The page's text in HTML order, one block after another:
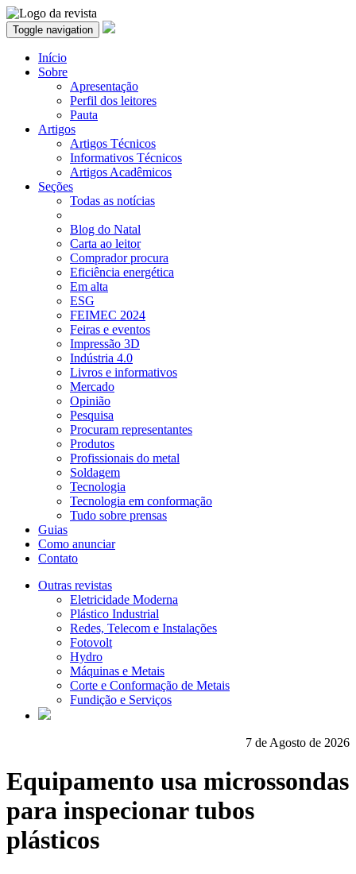
Toggle navigation
Início
Sobre
Apresentação
Perfil dos leitores
Pauta
Artigos
Artigos Técnicos
Informativos Técnicos
Artigos Acadêmicos
Seções
Todas as notícias
Blog do Natal
Carta ao leitor
Comprador procura
Eficiência energética
Em alta
ESG
FEIMEC 2024
Feiras e eventos
Impressão 3D
Indústria 4.0
Livros e informativos
Mercado
Opinião
Pesquisa
Procuram representantes
Produtos
Profissionais do metal
Soldagem
Tecnologia
Tecnologia em conformação
Tudo sobre prensas
Guias
Como anunciar
Contato
Outras revistas
Eletricidade Moderna
Plástico Industrial
Redes, Telecom e Instalações
Fotovolt
Hydro
Máquinas e Metais
Corte e Conformação de Metais
Fundição e Serviços
7 de Agosto de 2026
Equipamento usa microssondas
para inspecionar tubos
plásticos